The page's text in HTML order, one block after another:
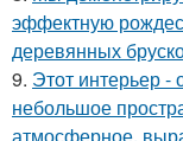
эффектную
деревянных
9. Этот интерьер -
небольшое